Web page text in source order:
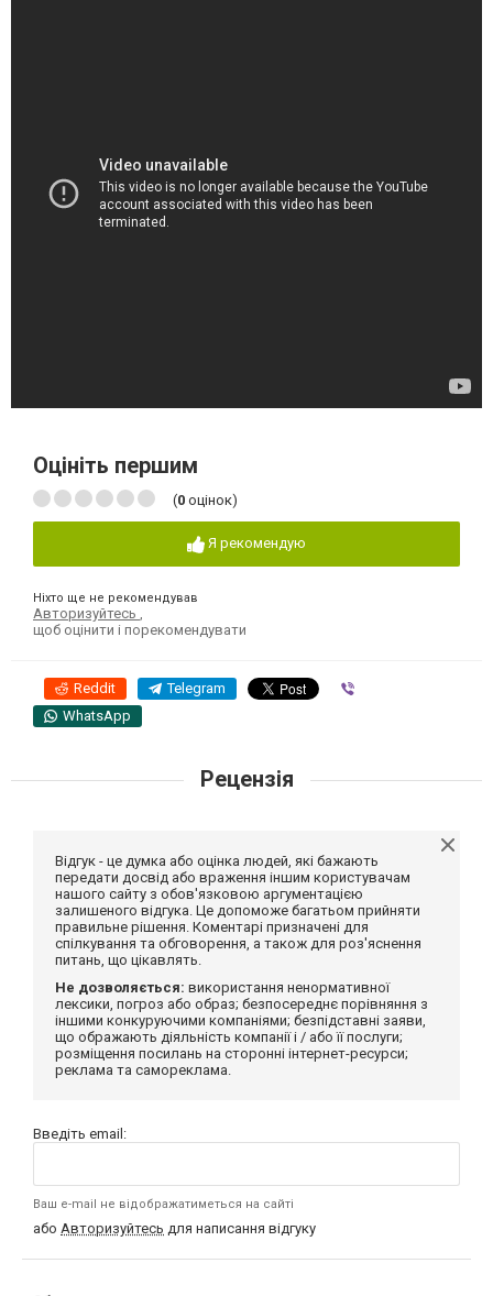
Оцініть першим
(0 оцінок)
Я рекомендую
Ніхто ще не рекомендував
Авторизуйтесь
щоб оцінити і порекомендувати
Reddit Telegram
WhatsApp
Рецензія
Відгук - це думка або оцінка людей, які бажають
передати досвід або враження іншим користувачам
нашого сайту з обов'язковою аргументацією
залишеного відгука. Це допоможе багатьом прийняти
правильне рішення. Коментарі призначені для
спілкування та обговорення, а також для роз'яснення
питань, що цікавлять.
Не дозволяється: використання ненормативної
лексики, погроз або образ; безпосереднє порівняння з
іншими конкуруючими компаніями; безпідставні заяви,
що ображають діяльність компанії і / або її послуги;
розміщення посилань на сторонні інтернет-ресурси;
реклама та самореклама.
Введіть email:
Ваш e-mail не відображатиметься на сайті
або Авторизуйтесь для написання відгуку